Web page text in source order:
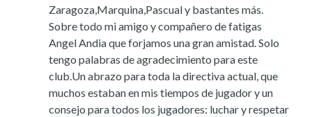
Zaragoza,Marquina,Pascual y bastantes más.
Sobre todo mi amigo y compañero de fatigas
Angel Andia que forjamos una gran amistad. Solo
tengo palabras de agradecimiento para este
club.Un abrazo para toda la directiva actual, que
muchos estaban en mis tiempos de jugador y un
consejo para todos los jugadores: luchar y respetar